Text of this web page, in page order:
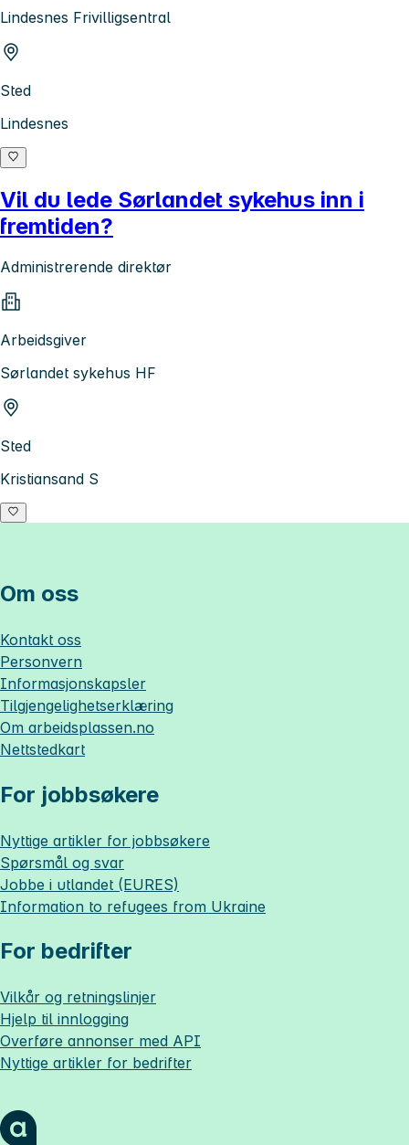
Lindesnes Frivilligsentral
Sted
Lindesnes
Vil du lede Sørlandet sykehus inn i
fremtiden?
Administrerende direktør
Arbeidsgiver
Sørlandet sykehus HF
Sted
Kristiansand S
Om oss
Kontakt oss
Personvern
Informasjonskapsler
Tilgjengelighetserklæring
Om arbeidsplassen.no
Nettstedkart
For jobbsøkere
Nyttige artikler for jobbsøkere
Spørsmål og svar
Jobbe i utlandet (EURES)
Information to refugees from Ukraine
For bedrifter
Vilkår og retningslinjer
Hjelp til innlogging
Overføre annonser med API
Nyttige artikler for bedrifter